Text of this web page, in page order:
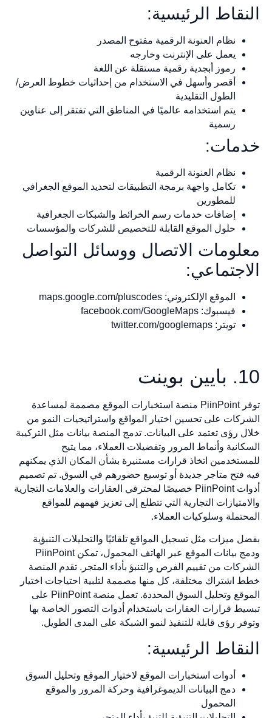
النقاط الرئيسية:
نظام العنونة الرقمية مفتوح المصدر
يعمل على الإنترنت وخارجه
رموز أبجدية رقمية مستقلة عن اللغة
أقصر وأسهل في الاستخدام من إحداثيات خطوط العرض/
الطول التقليدية
يتم استخدامه عالميًا في المناطق التي تفتقر إلى عناوين
رسمية
خدمات:
نظام العنونة الرقمية
تكامل واجهة برمجة التطبيقات لتحديد الموقع الجغرافي
للمطورين
إضافات خدمات رسم الخرائط والشبكات الجغرافية
حلول الموقع القابلة للتخصيص للشركات والمؤسسات
معلومات الاتصال ووسائل التواصل
الاجتماعي:
الموقع الإلكتروني: maps.google.com/pluscodes
فيسبوك: facebook.com/GoogleMaps
تويتر: twitter.com/googlemaps
10. بايين بوينت
توفر PiinPoint منصة استخبارات الموقع مصممة لمساعدة
الشركات على تحسين اختيار المواقع واستراتيجيات النمو من
خلال رؤى تعتمد على البيانات. تدمج المنصة بيانات مثل التركيبة
السكانية وأنماط المرور وتفضيلات العملاء، مما يتيح
للمستخدمين اتخاذ قرارات مستنيرة بشأن المكان الذي يمكنهم
فيه فتح متاجر جديدة أو توسيع حضورهم في السوق. تم تصميم
أدوات PiinPoint خصيصًا لمحترفي العقارات والعلامات التجارية
والامتيازات التجارية التي تتطلع إلى تعزيز فهمهم للمواقع
المحتملة وسلوكيات العملاء.
بفضل ميزات مثل تسجيل المواقع تلقائيًا والتحليلات التنبؤية
ودمج بيانات الموقع عبر الهاتف المحمول، تمكن PiinPoint
الشركات من تقييم الفرص والتنبؤ بأداء المتجر. تقدم المنصة
خطط اشتراك مختلفة، كل منها مصممة لتلبية احتياجات اختيار
الموقع وتحليل السوق المحددة. تعمل منصة PiinPoint على
تبسيط قرارات العقارات باستخدام أدوات التصور الخاصة بها
وتوفر رؤى قابلة للتنفيذ لنمو الشبكة على المدى الطويل.
النقاط الرئيسية:
أدوات استخبارات الموقع لاختيار الموقع وتحليل السوق
دمج البيانات الديموغرافية وحركة المرور والموقع
المحمول